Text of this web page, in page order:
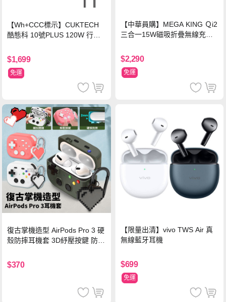
【Wh+CCC標示】CUKTECH
酷態科 10號PLUS 120W 行動
色
$1,699
免運
【中華員購】MEGA KING Ｑi2
三合一15W磁吸折疊無線充電
$2,290
免運
復古掌機造型 AirPods Pro 3 硬
殼防摔耳機套 3D紓壓按鍵 防開
$370
【限量出清】vivo TWS Air 真
無線藍牙耳機
$699
免運